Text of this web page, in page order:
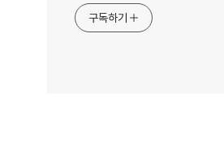
구독하기